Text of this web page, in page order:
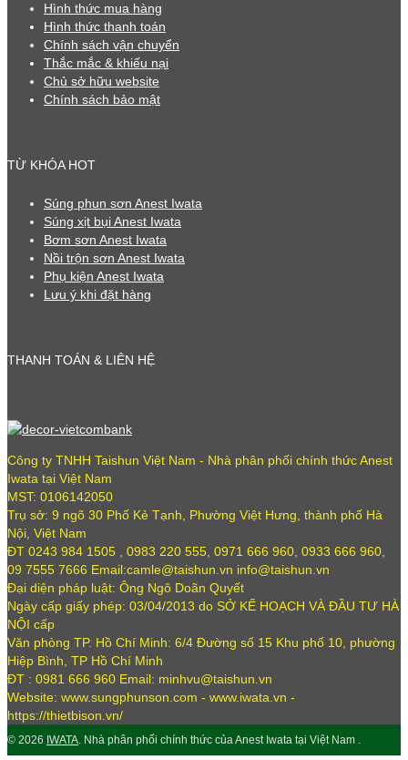
Hình thức mua hàng
Hình thức thanh toán
Chính sách vận chuyển
Thắc mắc & khiếu nại
Chủ sở hữu website
Chính sách bảo mật
TỪ KHÓA HOT
Súng phun sơn Anest Iwata
Súng xịt bụi Anest Iwata
Bơm sơn Anest Iwata
Nồi trộn sơn Anest Iwata
Phụ kiện Anest Iwata
Lưu ý khi đặt hàng
THANH TOÁN & LIÊN HỆ
Công ty TNHH Taishun Việt Nam - Nhà phân phối chính thức Anest
Iwata tại Việt Nam
MST: 0106142050
Trụ sở: 9 ngõ 30 Phố Kẻ Tạnh, Phường Việt Hưng, thành phố Hà
Nội, Việt Nam
ĐT 0243 984 1505 , 0983 220 555, 0971 666 960, 0933 666 960,
09 7555 7666 Email:camle@taishun.vn info@taishun.vn
Đại diện pháp luật: Ông Ngô Doãn Quyết
Ngày cấp giấy phép: 03/04/2013 do SỞ KẾ HOẠCH VÀ ĐẦU TƯ HÀ
NỘI cấp
Văn phòng TP. Hồ Chí Minh: 6/4 Đường số 15 Khu phố 10, phường
Hiệp Bình, TP Hồ Chí Minh
ĐT : 0981 666 960 Email: minhvu@taishun.vn
Website: www.sungphunson.com - www.iwata.vn -
https://thietbison.vn/
© 2026 IWATA. Nhà phân phối chính thức của Anest Iwata tại Việt Nam .